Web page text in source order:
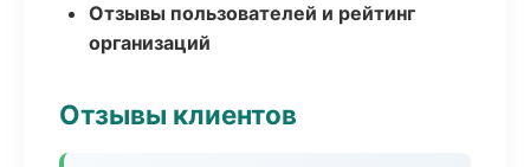
Отзывы пользователей и рейтинг
организаций
Отзывы клиентов